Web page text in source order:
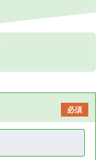
必須